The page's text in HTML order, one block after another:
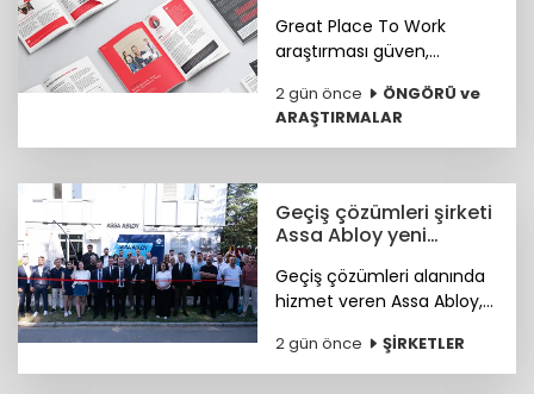
Great Place To Work
araştırması güven,
sağlık, anlam ve yapay
zekâya hazır kurum
kültürünün genç çalışan
temel unsurlar olduğunu
ortaya koydu.
2 gün önce
ÖNGÖRÜ ve
ARAŞTIRMALAR
Geçiş çözümleri şirketi
Assa Abloy yeni
Geçiş çözümleri alanında
hizmet veren Assa Abloy,
yeni showroomuyla
güvenlik ve erişim
2 gün önce ŞİRKETLER